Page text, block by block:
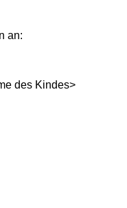
an:
des Kindes>